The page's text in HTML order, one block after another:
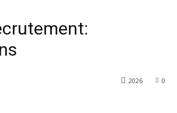
0
2026